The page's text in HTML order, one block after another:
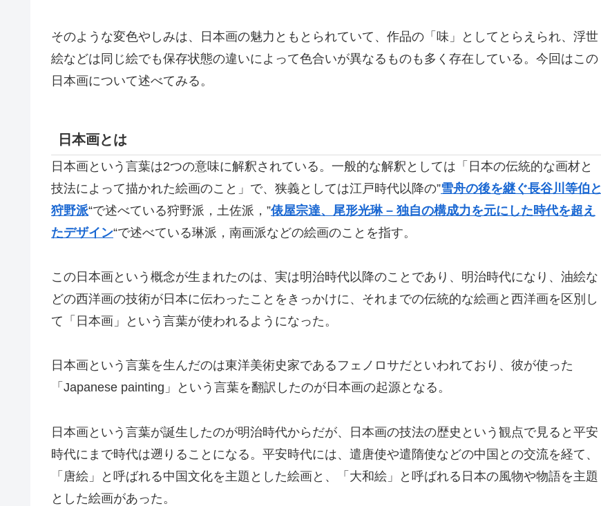
そのような変色やしみは、日本画の魅力ともとられていて、作品の「味」としてとらえられ、浮世
絵などは同じ絵でも保存状態の違いによって色合いが異なるものも多く存在している。今回はこの
日本画について述べてみる。
日本画とは
日本画という言葉は2つの意味に解釈されている。 一般的な解釈としては「日本の伝統的な画材と
技法によって描かれた絵画のこと」 で、狭義としては江戸時代以降の”雪舟の後を継ぐ長谷川等伯と
狩野派“で述べている狩野派，土佐派，”俵屋宗達、尾形光琳 – 独自の構成力を元にした時代を超え
たデザイン“で述べている琳派，南画派などの絵画のことを指す。
この日本画という概念が生まれたのは、実は明治時代以降のことであり、 明治時代になり、油絵な
どの西洋画の技術が日本に伝わったことをきっかけに、それまでの伝統的な絵画と西洋画を区別し
て「日本画」という言葉が使われるようになった。
日本画という言葉を生んだのは東洋美術史家であるフェノロサだといわれており、彼が使った
「Japanese painting」という言葉を翻訳したのが日本画の起源となる。
日本画という言葉が誕生したのが明治時代からだが、日本画の技法の歴史という観点で見ると平安
時代にまで時代は遡りることになる。平安時代には、遣唐使や遣隋使などの中国との交流を経て、
「唐絵」と呼ばれる中国文化を主題とした絵画と、「大和絵」と呼ばれる日本の風物や物語を主題
とした絵画があった。